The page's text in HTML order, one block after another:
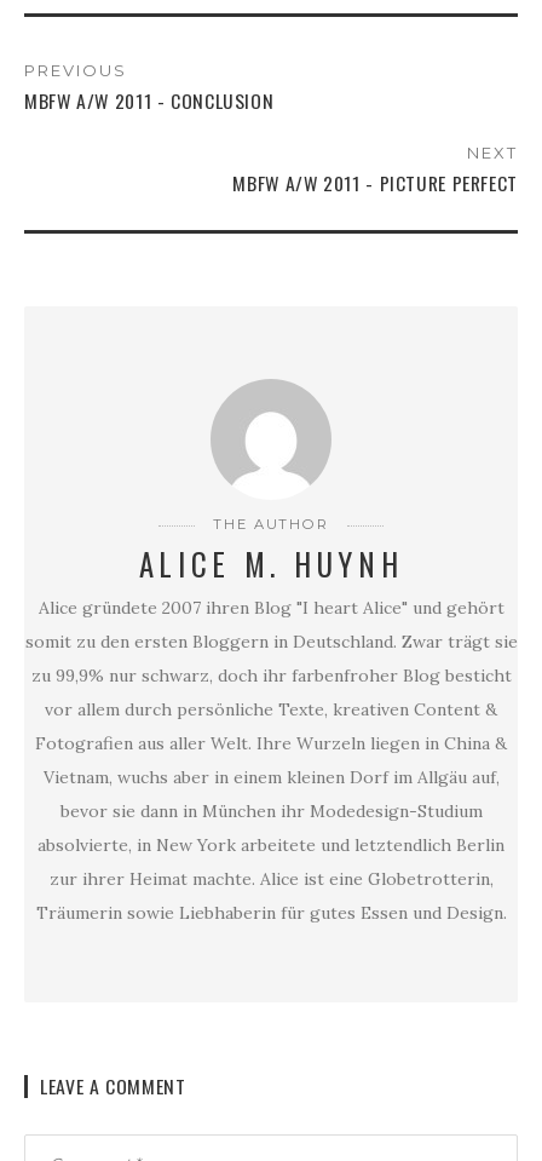
PREVIOUS
MBFW A/W 2011 - CONCLUSION
NEXT
MBFW A/W 2011 - PICTURE PERFECT
THE AUTHOR
ALICE M. HUYNH
Alice gründete 2007 ihren Blog "I heart Alice" und gehört
somit zu den ersten Bloggern in Deutschland. Zwar trägt sie
zu 99,9% nur schwarz, doch ihr farbenfroher Blog besticht
vor allem durch persönliche Texte, kreativen Content &
Fotografien aus aller Welt. Ihre Wurzeln liegen in China &
Vietnam, wuchs aber in einem kleinen Dorf im Allgäu auf,
bevor sie dann in München ihr Modedesign-Studium
absolvierte, in New York arbeitete und letztendlich Berlin
zur ihrer Heimat machte. Alice ist eine Globetrotterin,
Träumerin sowie Liebhaberin für gutes Essen und Design.
LEAVE A COMMENT